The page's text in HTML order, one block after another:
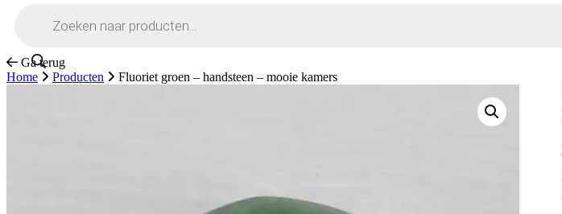
Ga terug
Home
Producten
Fluoriet groen – handsteen – mooie kamers